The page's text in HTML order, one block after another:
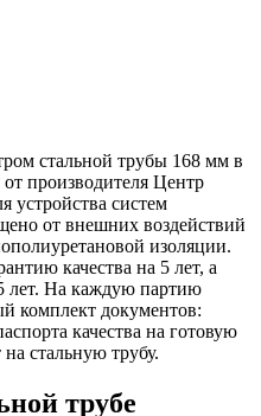
стальной трубы 168 мм в
производителя Центр
систем
от внешних воздействий
изоляции.
качества на 5 лет, а
лет. На каждую партию
комплект документов:
качества на готовую
стальную трубу.
трубе